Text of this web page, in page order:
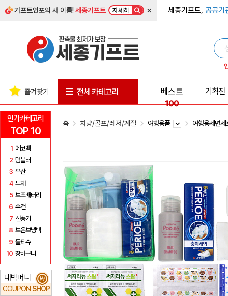
기프트인포의 새 이름!세종기프트 자세히 × 세종기프트, 공공기
인기카테고리
TOP 10
1 에코백
2 텀블러
3 우산
4 부채
5 보조배터리
6 수건
7 선풍기
8 보온보냉백
9 물티슈
10 장바구니
대박머니
COUPON SHOP
₩
즐겨찾기 전체 카테고리
베스트
100
기획전
홈 차량/골프/레저/계절 여행용품 여행용세면